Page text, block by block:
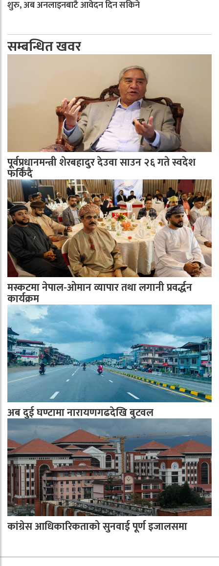
शुरु, अब अनलाइनबाटै आवेदन दिन सकिने
सम्बन्धित खवर
पूर्वप्रधानमन्त्री शेरबहादुर देउवा साउन २६ गते स्वदेश
फर्किँदै
मस्कटमा नेपाल-ओमान व्यापार तथा लगानी प्रवर्द्धन
कार्यक्रम
अब दुई घण्टामा नारायणगढदेखि बुटवल
कांग्रेस आधिकारिकताको सुनवाई पूर्ण इजालसमा